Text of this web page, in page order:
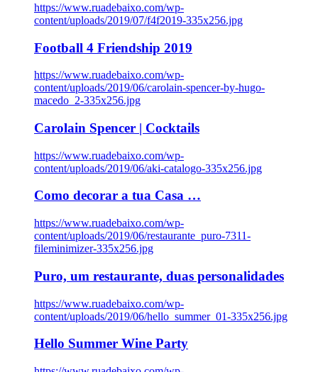
https://www.ruadebaixo.com/wp-
content/uploads/2019/07/f4f2019-335x256.jpg
Football 4 Friendship 2019
https://www.ruadebaixo.com/wp-
content/uploads/2019/06/carolain-spencer-by-hugo-
macedo_2-335x256.jpg
Carolain Spencer | Cocktails
https://www.ruadebaixo.com/wp-
content/uploads/2019/06/aki-catalogo-335x256.jpg
Como decorar a tua Casa …
https://www.ruadebaixo.com/wp-
content/uploads/2019/06/restaurante_puro-7311-
fileminimizer-335x256.jpg
Puro, um restaurante, duas personalidades
https://www.ruadebaixo.com/wp-
content/uploads/2019/06/hello_summer_01-335x256.jpg
Hello Summer Wine Party